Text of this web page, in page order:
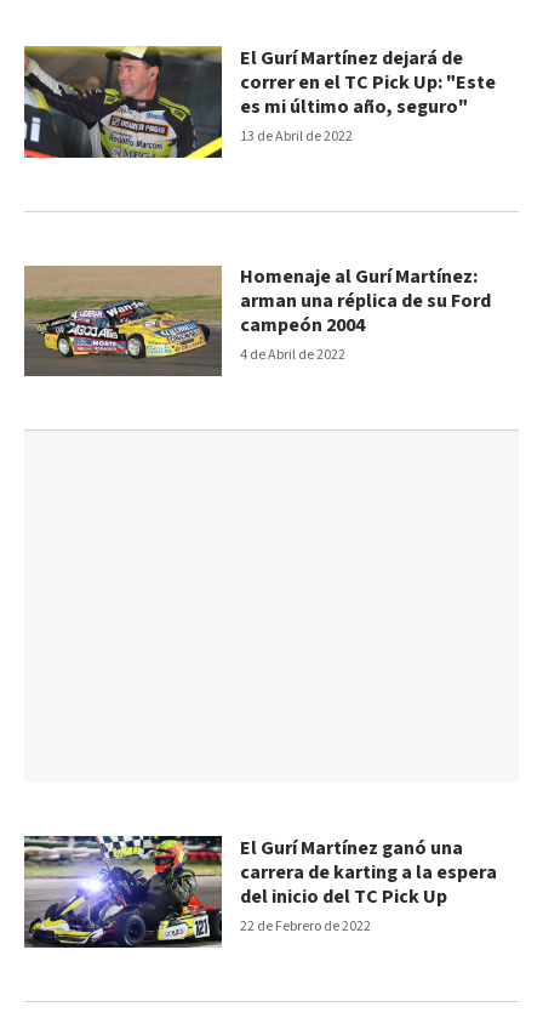
13 de Abril de 2022
El Gurí Martínez dejará de
correr en el TC Pick Up: "Este
es mi último año, seguro"
4 de Abril de 2022
Homenaje al Gurí Martínez:
arman una réplica de su Ford
campeón 2004
22 de Febrero de 2022
El Gurí Martínez ganó una
carrera de karting a la espera
del inicio del TC Pick Up